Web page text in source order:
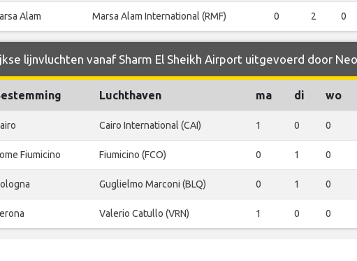
Alam Marsa Alam International (RMF) 0 2 0
lijnvluchten vanaf Sharm El Sheikh Airport uitgevoerd door
Luchthaven ma di wo
Cairo International (CAI) 1 0 0
Fiumicino Fiumicino (FCO) 0 1 0
Guglielmo Marconi (BLQ) 0 1 0
Valerio Catullo (VRN) 1 0 0